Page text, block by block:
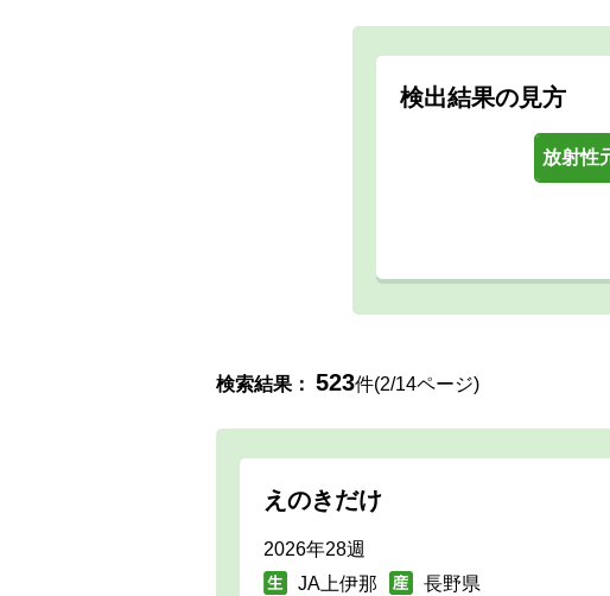
検出結果の見方
放射性
検索結果： 523件(2/14ページ)
えのきだけ
2026年28週
JA上伊那
長野県